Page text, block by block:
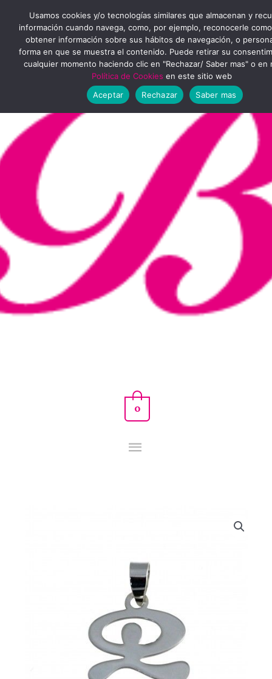
contenido
MENÚ
PRINCIPAL
0
Usamos cookies y/o tecnologías similares que almacenan y
información cuando navega, como, por ejemplo, reconocerle
obtener información sobre sus hábitos de navegación, o
forma en que se muestra el contenido. Puede retirar su
cualquier momento haciendo clic en "Rechazar/ Saber mas" o en
Política de Cookies en este sitio web
Aceptar
Rechazar Saber mas